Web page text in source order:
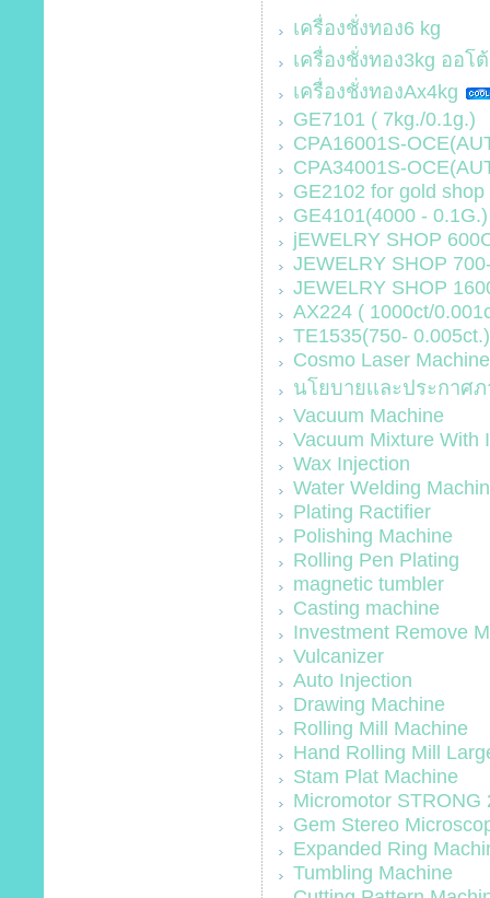
เครื่องชั่งทอง6 kg
เครื่องชั่งทอง3kg ออโต้
เครื่องชั่งทองAx4kg
GE7101 ( 7kg./0.1g.)
CPA16001S-
CPA34001S-
GE2102 for gold
GE4101(4000 - 0.1G.)
jEWELRY SHOP
JEWELRY SHOP
JEWELRY SHOP
AX224 ( 1000ct/
TE1535(750- 0.005ct.)
Cosmo Laser Machine
นโยบายเเละประกาศ
Vacuum Machine
Vacuum Mixture With
Wax Injection
Water Welding
Plating Ractifier
Polishing Machine
Rolling Pen Plating
magnetic tumbler
Casting machine
Investment Remove
Vulcanizer
Auto Injection
Drawing Machine
Rolling Mill Machine
Hand Rolling Mill
Stam Plat Machine
Micromotor STRONG
Gem Stereo
Expanded Ring
Tumbling Machine